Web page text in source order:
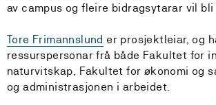
av campus og fleire bidragsytarar vil bli
Tore Frimannslund er prosjektleiar, og
ressurspersonar frå både Fakultet for
naturvitskap, Fakultet for økonomi og
og administrasjonen i arbeidet.